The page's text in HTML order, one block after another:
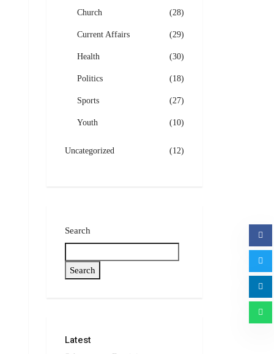
Church (28)
Current Affairs (29)
Health (30)
Politics (18)
Sports (27)
Youth (10)
Uncategorized (12)
Search
Search
Latest